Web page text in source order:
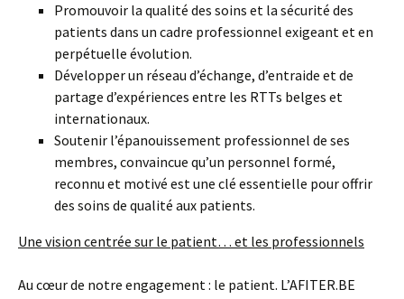
Promouvoir la qualité des soins et la sécurité des
patients dans un cadre professionnel exigeant et en
perpétuelle évolution.
Développer un réseau d’échange, d’entraide et de
partage d’expériences entre les RTTs belges et
internationaux.
Soutenir l’épanouissement professionnel de ses
membres, convaincue qu’un personnel formé,
reconnu et motivé est une clé essentielle pour offrir
des soins de qualité aux patients.
Une vision centrée sur le patient… et les professionnels
Au cœur de notre engagement : le patient. L’AFITER.BE